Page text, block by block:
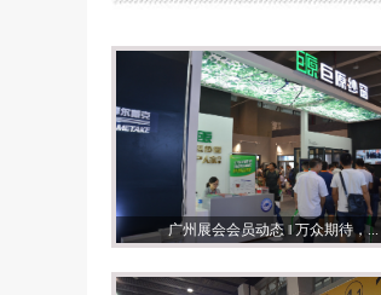
广州展会会员动态 ‖ 万众期待，...